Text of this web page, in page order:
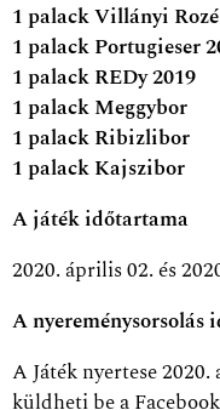
1 palack Villányi
1 palack Portugieser
1 palack REDy 2019
1 palack Meggybor
1 palack Ribizlibor
1 palack Kajszibor
A játék időtartama
2020. április 02. és
A nyereménysorsolás
A Játék nyertese
küldheti be a